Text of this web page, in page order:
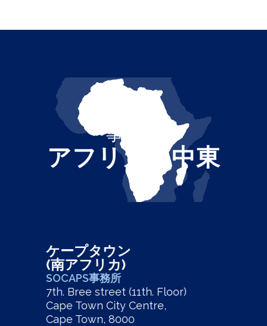
事務所
アフリカ・中東
ケープタウン
(南アフリカ)
SOCAPS事務所
7th. Bree street (11th. Floor)
Cape Town City Centre,
Cape Town, 8000